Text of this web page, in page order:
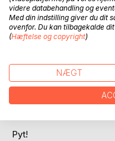
Så til kaffen på
Tak for hverdag, tak for
Hyldest, krise, politik,
Pyt!
videre databehandling og
Med din indstilling giver du dit
ovenfor. Du kan tilbagekalde
(Hæftelse og copyright)
NÆGT